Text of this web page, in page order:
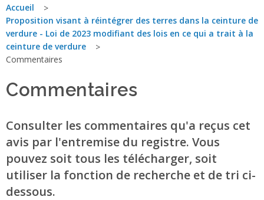
Vous
êtes
ici
Accueil
Proposition visant à réintégrer des terres dans la ceinture de
verdure - Loi de 2023 modifiant des lois en ce qui a trait à la
ceinture de verdure
Commentaires
Commentaires
Consulter les commentaires qu'a reçus cet
avis par l'entremise du registre. Vous
pouvez soit tous les télécharger, soit
utiliser la fonction de recherche et de tri ci-
dessous.